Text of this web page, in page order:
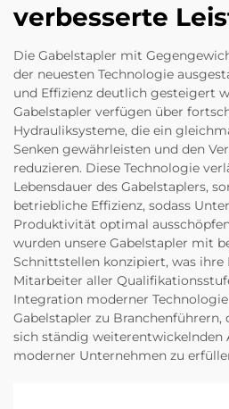
verbesserte
Die Gabelstapler mit
der neuesten Technologie
und Effizienz deutlich gesteigert
Gabelstapler verfügen über
Hydrauliksysteme, die ein
Senken gewährleisten und den
reduzieren. Diese Technologie
Lebensdauer des Gabelstaplers,
betriebliche Effizienz, sodass
Produktivität optimal
wurden unsere Gabelstapler mit
Schnittstellen konzipiert, was ihre
Mitarbeiter aller
Integration moderner
Gabelstapler zu Branchenführern,
sich ständig weiterentwickelnden
moderner Unternehmen zu